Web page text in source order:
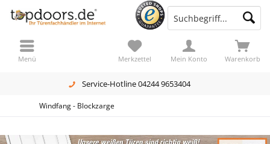
Service-Hotline 04244 9653404
Warenkorb
Merkzettel Mein Konto
Menü
Windfang - Blockzarge